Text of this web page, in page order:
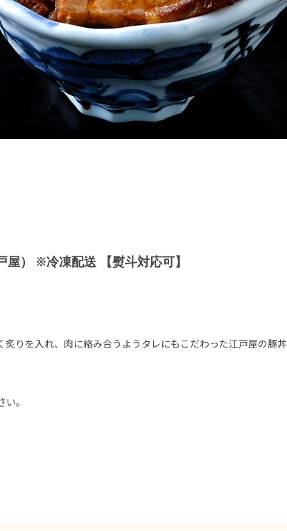
屋） ※冷凍配送 【熨斗対応可】
りを入れ、肉に絡み合うようタレにもこだわった江戸屋の豚
。